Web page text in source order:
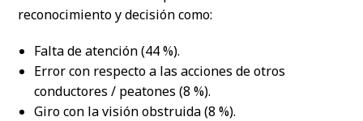
reconocimiento y decisión como:
Falta de atención (44 %).
Error con respecto a las acciones de otros
conductores / peatones (8 %).
Giro con la visión obstruida (8 %).